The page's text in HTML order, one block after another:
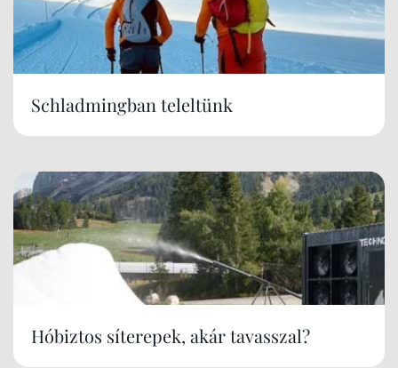
Schladmingban teleltünk
Hóbiztos síterepek, akár tavasszal?